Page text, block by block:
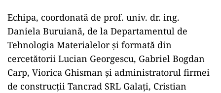
Echipa, coordonată de prof. univ. dr. ing.
Daniela Buruiană, de la Departamentul de
Tehnologia Materialelor și formată din
cercetătorii Lucian Georgescu, Gabriel Bogdan
Carp, Viorica Ghisman și administratorul firmei
de construcții Tancrad SRL Galați, Cristian